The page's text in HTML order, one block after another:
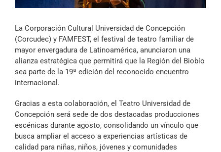
La Corporación Cultural Universidad de Concepción
(Corcudec) y FAMFEST, el festival de teatro familiar de
mayor envergadura de Latinoamérica, anunciaron una
alianza estratégica que permitirá que la Región del Biobío
sea parte de la 19ª edición del reconocido encuentro
internacional.
Gracias a esta colaboración, el Teatro Universidad de
Concepción será sede de dos destacadas producciones
escénicas durante agosto, consolidando un vínculo que
busca ampliar el acceso a experiencias artísticas de
calidad para niñas, niños, jóvenes y comunidades